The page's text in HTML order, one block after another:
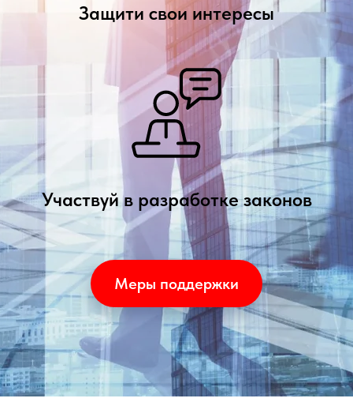
Защити свои интересы
Участвуй в разработке законов
Меры поддержки